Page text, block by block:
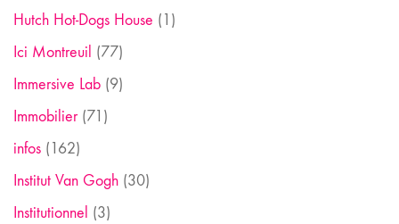
Hutch Hot-Dogs House (1)
Ici Montreuil (77)
Immersive Lab (9)
Immobilier(71)
infos (162)
Institut Van Gogh (30)
Institutionnel (3)